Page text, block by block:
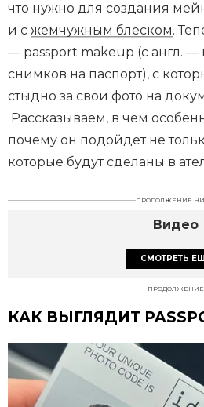
что нужно для создания
и с жемчужным блеском.
— passport makeup (с англ.
снимков на паспорт), с
стыдно за свои фото на
Рассказываем, в чем
почему он подойдет не
которые будут сделаны в
ПРОДОЛЖЕНИЕ
Видео
СМОТРЕТЬ
ПРОДОЛЖЕНИЕ
КАК ВЫГЛЯДИТ